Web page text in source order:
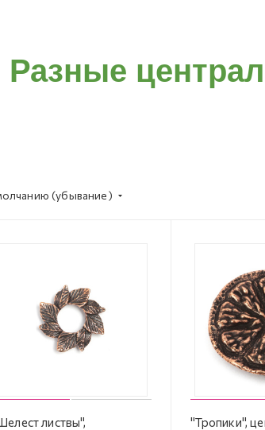
Разные
(убывание)
листвы",
"Тропики",